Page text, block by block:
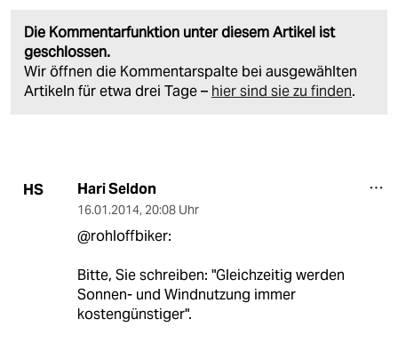
Die Kommentarfunktion unter diesem Artikel ist
geschlossen.
Wir öffnen die Kommentarspalte bei ausgewählten
Artikeln für etwa drei Tage – hier sind sie zu finden.
HS Hari Seldon
16.01.2014, 20:08 Uhr
@rohloffbiker:
Bitte, Sie schreiben: "Gleichzeitig werden
Sonnen- und Windnutzung immer
kostengünstiger".